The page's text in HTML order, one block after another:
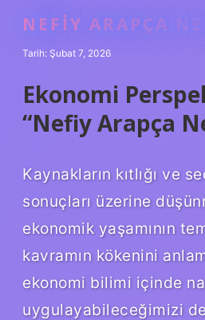
NEFIY ARAPÇA NE
Tarih: Şubat 7, 2026
Ekonomi
“Nefiy Arapça
Kaynakların kıtlığı ve
sonuçları üzerine
ekonomik yaşamının
kavramın kökenini
ekonomi bilimi içinde
uygulayabileceğimizi